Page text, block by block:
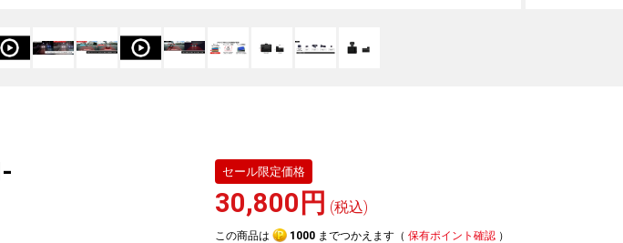
セール限定価格
30,800円 (税込)
この商品は 1000 までつかえます（ 保有ポイント確認 ）